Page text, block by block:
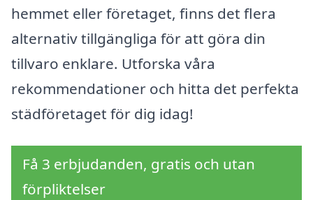
hemmet eller företaget, finns det flera
alternativ tillgängliga för att göra din
tillvaro enklare. Utforska våra
rekommendationer och hitta det perfekta
städföretaget för dig idag!
Få 3 erbjudanden, gratis och utan
förpliktelser